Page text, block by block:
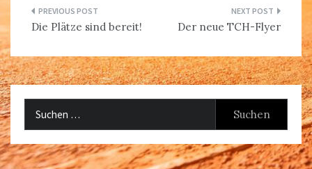
Beitragsnavigation
Die Plätze sind bereit! Der neue TCH-Flyer